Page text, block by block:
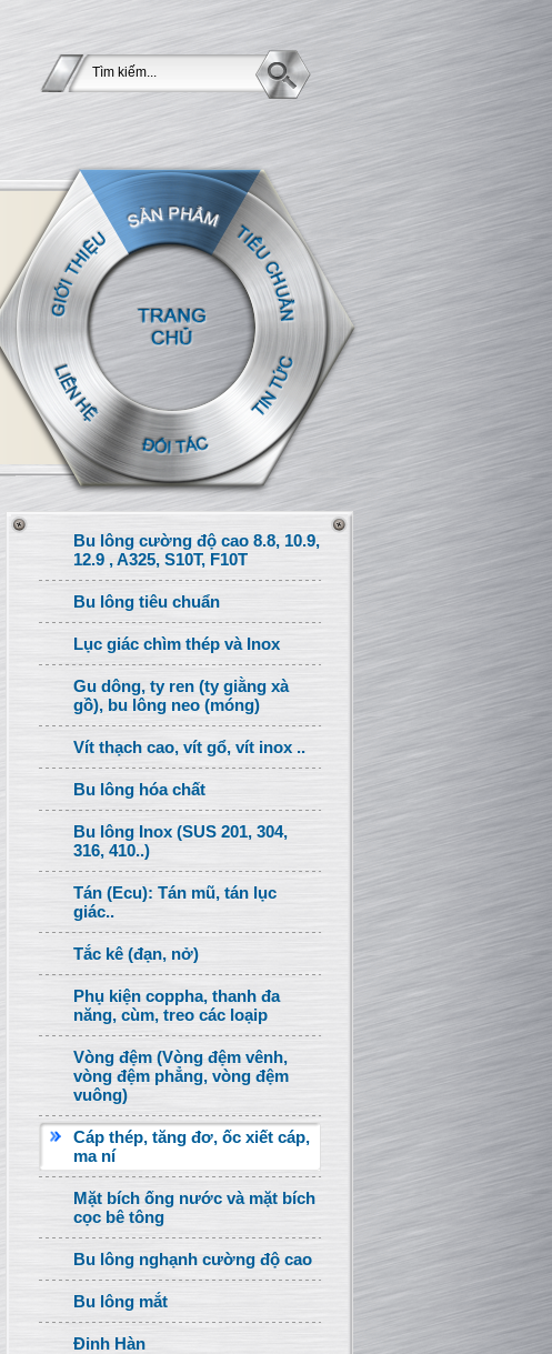
Bu lông cường độ cao 8.8, 10.9,
12.9 , A325, S10T, F10T
Bu lông tiêu chuẩn
Lục giác chìm thép và Inox
Gu dông, ty ren (ty giằng xà
gồ), bu lông neo (móng)
Vít thạch cao, vít gổ, vít inox ..
Bu lông hóa chất
Bu lông Inox (SUS 201, 304,
316, 410..)
Tán (Ecu): Tán mũ, tán lục
giác..
Tắc kê (đạn, nở)
Phụ kiện coppha, thanh đa
năng, cùm, treo các loạip
Vòng đệm (Vòng đệm vênh,
vòng đệm phẳng, vòng đệm
vuông)
Cáp thép, tăng đơ, ốc xiết cáp,
ma ní
Mặt bích ống nước và mặt bích
cọc bê tông
Bu lông nghạnh cường độ cao
Bu lông mắt
Đinh Hàn